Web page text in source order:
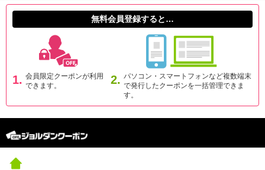
無料会員登録すると…
1. 会員限定クーポンが利用
できます。
2. パソコン・スマートフォンなど複数端末
で発行したクーポンを一括管理できま
す。